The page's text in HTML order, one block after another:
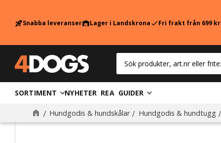
rocket_launchSnabba leveranserwarehouseLager i LandskronacheckFri frakt från 699
SORTIMENT NYHETER REA GUIDER
Hundgodis & hundskålar Hundgodis & hundtugg